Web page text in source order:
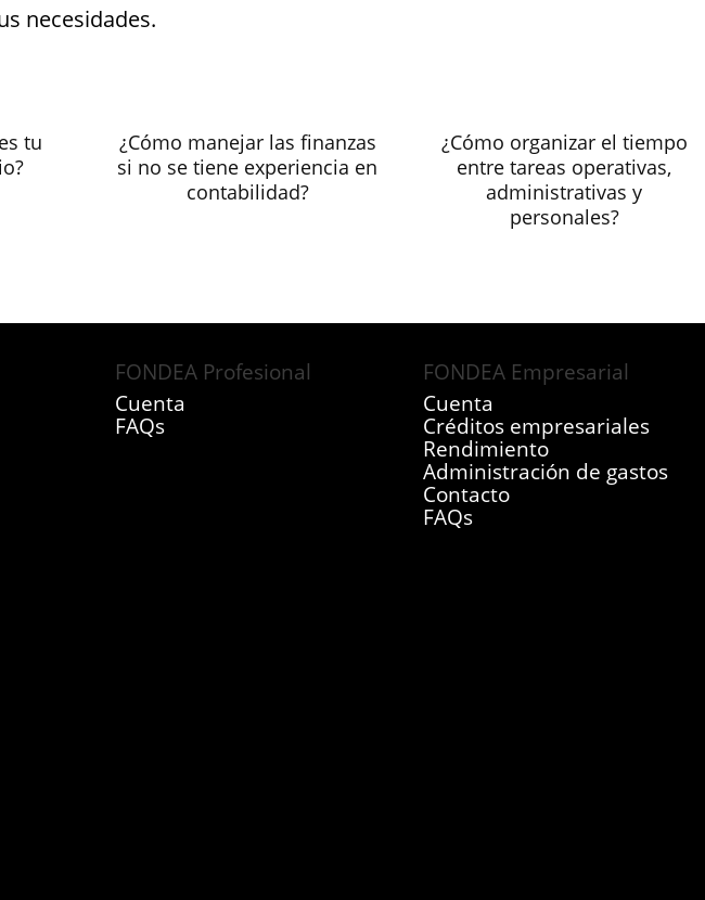
necesidades.
tu
¿Cómo manejar las finanzas
si no se tiene experiencia en
contabilidad?
¿Cómo organizar el tiempo
entre tareas operativas,
administrativas y
personales?
FONDEA Profesional
Cuenta
FAQs
FONDEA Empresarial
Cuenta
Créditos empresariales
Rendimiento
Administración de gastos
Contacto
FAQs